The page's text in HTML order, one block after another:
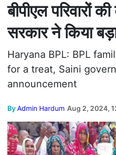
बीपीएल परिवारों
सरकार ने किया
Haryana BPL: BPL
for a treat, Saini
announcement
ByAdmin Hardum Aug 2, 2024,